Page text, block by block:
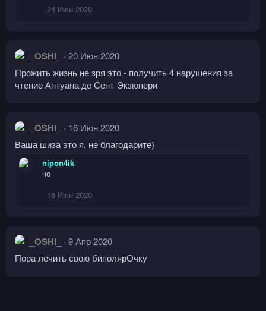
и
и
24 Июн 2020
_OSHI_
20 Июн 2020
Прожить жизнь не зря это - получить 4 нарушения за
чтение Антуана де Сент-Экзюпери
_OSHI_
16 Июн 2020
Ваша шиза это я, не благодарите)
nipon4ik
чо
16 Июн 2020
_OSHI_
9 Апр 2020
Пора лечить свою биполярОчку